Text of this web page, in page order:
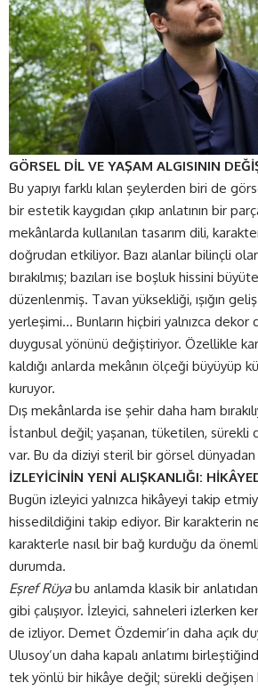
GÖRSEL DİL VE YAŞAM ALGISININ
Bu yapıyı farklı kılan şeylerden biri de
bir estetik kaygıdan çıkıp anlatının bir
mekânlarda kullanılan tasarım dili,
doğrudan etkiliyor. Bazı alanlar bilinçli
bırakılmış; bazıları ise boşluk hissini
düzenlenmiş. Tavan yüksekliği, ışığın geliş
yerleşimi… Bunların hiçbiri yalnızca dekor
duygusal yönünü değiştiriyor. Özellikle
kaldığı anlarda mekânın ölçeği büyüyüp
kuruyor.
Dış mekânlarda ise şehir daha ham
İstanbul değil; yaşanan, tüketilen, sürekli
var. Bu da diziyi steril bir görsel dünyadan
İZLEYİCİNİN YENİ ALIŞKANLIĞI:
Bugün izleyici yalnızca hikâyeyi takip
hissedildiğini takip ediyor. Bir karakterin
karakterle nasıl bir bağ kurduğu da
durumda.
Eşref Rüyabu anlamda klasik bir
gibi çalışıyor. İzleyici, sahneleri izlerken
de izliyor. Demet Özdemir’in daha açık
Ulusoy’un daha kapalı anlatımı
tek yönlü bir hikâye değil; sürekli değişen